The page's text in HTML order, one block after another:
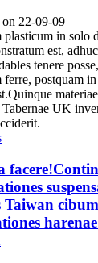
22-09-09
plasticum in solo
est,
tenere
ferre, postquam
UK
Taiwan